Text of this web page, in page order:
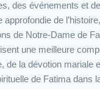
des événements et
approfondie de
de Notre-Dame de
une meilleure
de la dévotion mariale
de Fatima dans